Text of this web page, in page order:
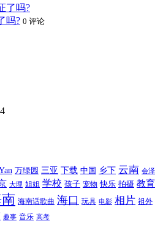
吗? 0 评论
万绿园 三亚 下载 中国 乡下 云南 会泽
大理 姐姐 学校 孩子 宠物 快乐 拍摄 教育
海南话歌曲 海口 玩具 电影 相片 祖外
趣事 音乐 高考